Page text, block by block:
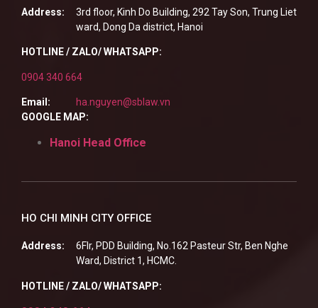
Address:
3rd floor, Kinh Do Building, 292 Tay Son, Trung Liet
ward, Dong Da district, Hanoi
HOTLINE / ZALO/ WHATSAPP:
0904 340 664
Email:
ha.nguyen@sblaw.vn
GOOGLE MAP:
Hanoi Head Office
HO CHI MINH CITY OFFICE
Address:
6Flr, PDD Building, No.162 Pasteur Str, Ben Nghe
Ward, District 1, HCMC.
HOTLINE / ZALO/ WHATSAPP: